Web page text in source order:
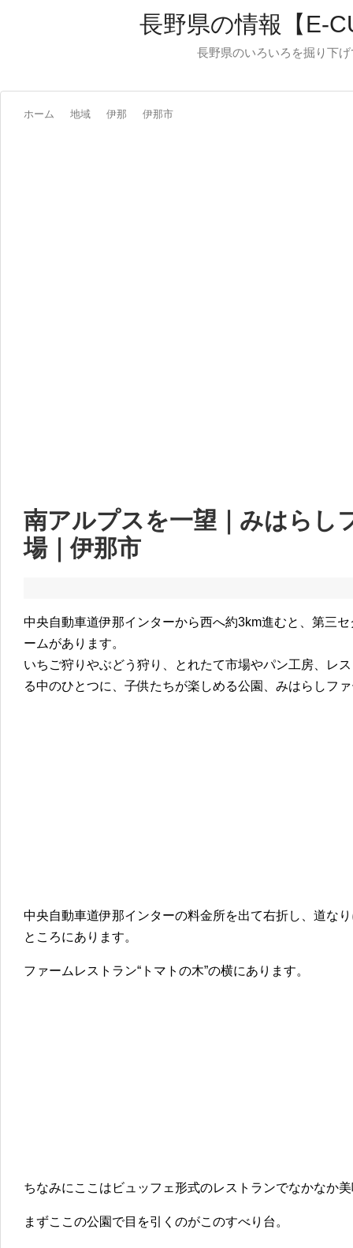
長野県の情報【E-
長野県のいろいろを掘り下
ホーム 地域 伊那 伊那市
南アルプスを一望｜みはらし
場｜伊那市
中央自動車道伊那インターから西へ約3km進むと、第三
ームがあります。
いちご狩りやぶどう狩り、とれたて市場やパン工房、レ
る中のひとつに、子供たちが楽しめる公園、みはらしフ
中央自動車道伊那インターの料金所を出て右折し、道な
ところにあります。
ファームレストラン“トマトの木”の横にあります。
ちなみにここはビュッフェ形式のレストランでなかなか
まずここの公園で目を引くのがこのすべり台。